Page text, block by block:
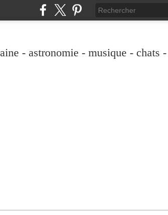
- astronomie - musique - chats